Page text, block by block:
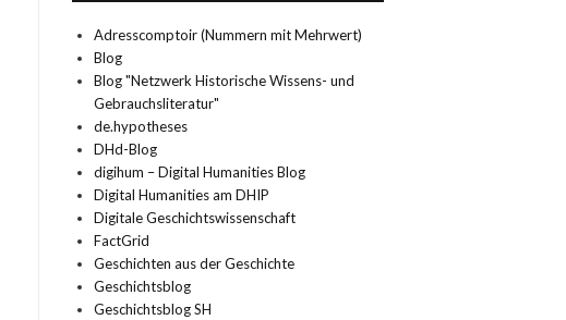
Adresscomptoir (Nummern mit Mehrwert)
Blog
Blog "Netzwerk Historische Wissens- und
Gebrauchsliteratur"
de.hypotheses
DHd-Blog
digihum – Digital Humanities Blog
Digital Humanities am DHIP
Digitale Geschichtswissenschaft
FactGrid
Geschichten aus der Geschichte
Geschichtsblog
Geschichtsblog SH